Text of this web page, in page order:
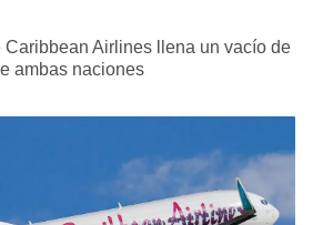
Caribbean Airlines llena un vacío de
ambas naciones